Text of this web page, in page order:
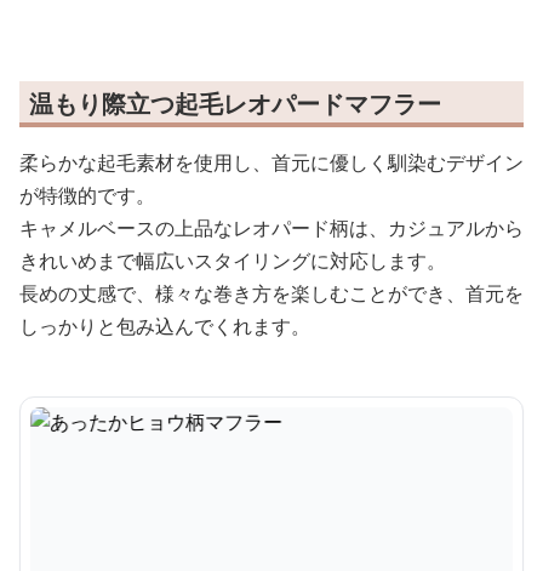
温もり際立つ起毛レオパードマフラー
柔らかな起毛素材を使用し、首元に優しく馴染むデザイン
が特徴的です。
キャメルベースの上品なレオパード柄は、カジュアルから
きれいめまで幅広いスタイリングに対応します。
長めの丈感で、様々な巻き方を楽しむことができ、首元を
しっかりと包み込んでくれます。